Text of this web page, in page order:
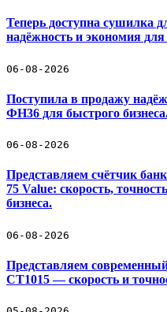
Теперь доступна сушилка
надёжность и экономия для
06-08-2026
Поступила в продажу
ФН36 для быстрого
06-08-2026
Представляем счётчик
75 Value: скорость,
бизнеса.
06-08-2026
Представляем
CT1015 — скорость и